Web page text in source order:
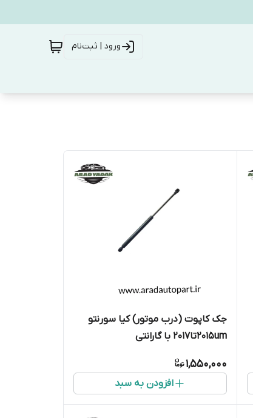
ورود | ثبت‌نام
جک کاپوت (درب موتور) کیا سورنتو
2015umتا2017 با گارانتی
1,550,000
افزودن به سبد